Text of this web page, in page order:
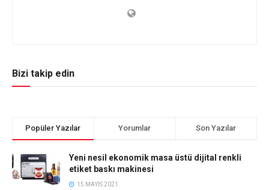
Bizi takip edin
Popüler Yazılar Yorumlar Son Yazılar
Yeni nesil ekonomik masa üstü dijital renkli
etiket baskı makinesi
15 MAYIS 2021